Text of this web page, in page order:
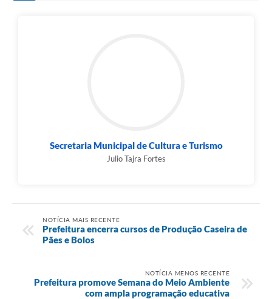
Secretaria Municipal de Cultura e Turismo
Julio Tajra Fortes
NOTÍCIA MAIS RECENTE
Prefeitura encerra cursos de Produção Caseira de
Pães e Bolos
NOTÍCIA MENOS RECENTE
Prefeitura promove Semana do Meio Ambiente
com ampla programação educativa